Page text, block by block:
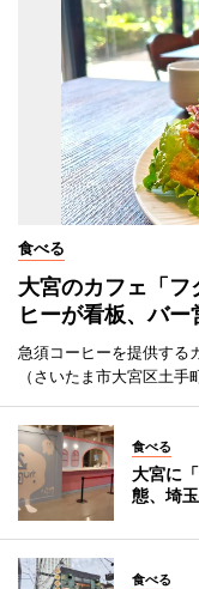
食べる
大宮のカフェ「
ヒーが看板、バー
急須コーヒーを提供する
（さいたま市大宮区土手
食べる
大宮に
態、埼
食べる